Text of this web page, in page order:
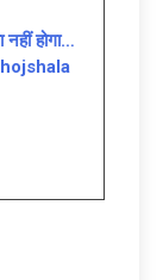
नहीं होगा…